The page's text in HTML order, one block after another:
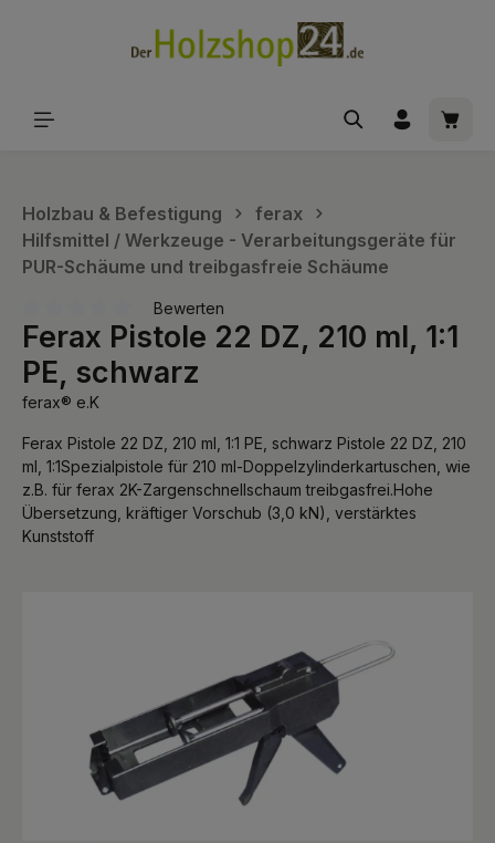
Holzbau & Befestigung
ferax
Hilfsmittel / Werkzeuge - Verarbeitungsgeräte für
PUR-Schäume und treibgasfreie Schäume
Durchschnittliche Bewertung von 0 von 5 Sternen
Bewerten
Ferax Pistole 22 DZ, 210 ml, 1:1
PE, schwarz
ferax® e.K
Ferax Pistole 22 DZ, 210 ml, 1:1 PE, schwarz Pistole 22 DZ, 210
ml, 1:1Spezialpistole für 210 ml-Doppelzylinderkartuschen, wie
z.B. für ferax 2K-Zargenschnellschaum treibgasfrei.Hohe
Übersetzung, kräftiger Vorschub (3,0 kN), verstärktes
Kunststoff